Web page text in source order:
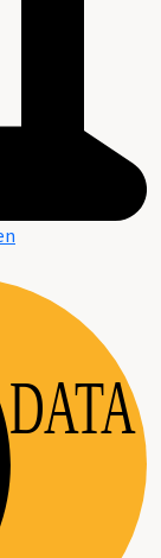
DATA